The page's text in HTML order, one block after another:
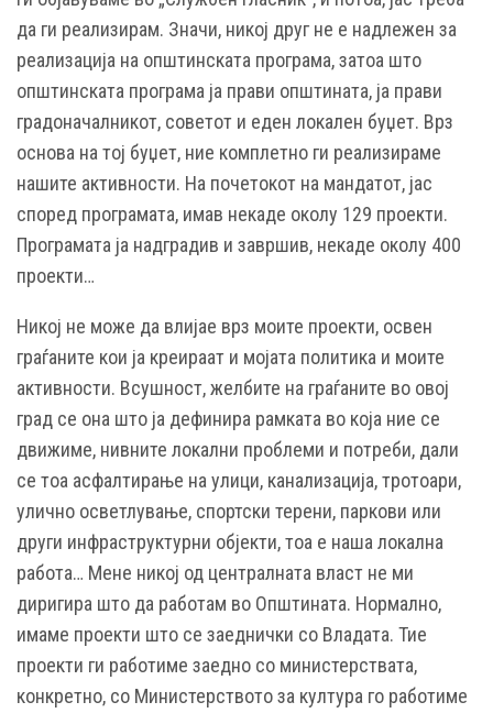
да ги реализирам. Значи, никој друг не е надлежен за
реализација на општинската програма, затоа што
општинската програма ја прави општината, ја прави
градоначалникот, советот и еден локален буџет. Врз
основа на тој буџет, ние комплетно ги реализираме
нашите активности. На почетокот на мандатот, јас
според програмата, имав некаде околу 129 проекти.
Програмата ја надградив и завршив, некаде околу 400
проекти…
Никој не може да влијае врз моите проекти, освен
граѓаните кои ја креираат и мојата политика и моите
активности. Всушност, желбите на граѓаните во овој
град се она што ја дефинира рамката во која ние се
движиме, нивните локални проблеми и потреби, дали
се тоа асфалтирање на улици, канализација, тротоари,
улично осветлување, спортски терени, паркови или
други инфраструктурни објекти, тоа е наша локална
работа… Мене никој од централната власт не ми
диригира што да работам во Општината. Нормално,
имаме проекти што се заеднички со Владата. Тие
проекти ги работиме заедно со министерствата,
конкретно, со Министерството за култура го работиме